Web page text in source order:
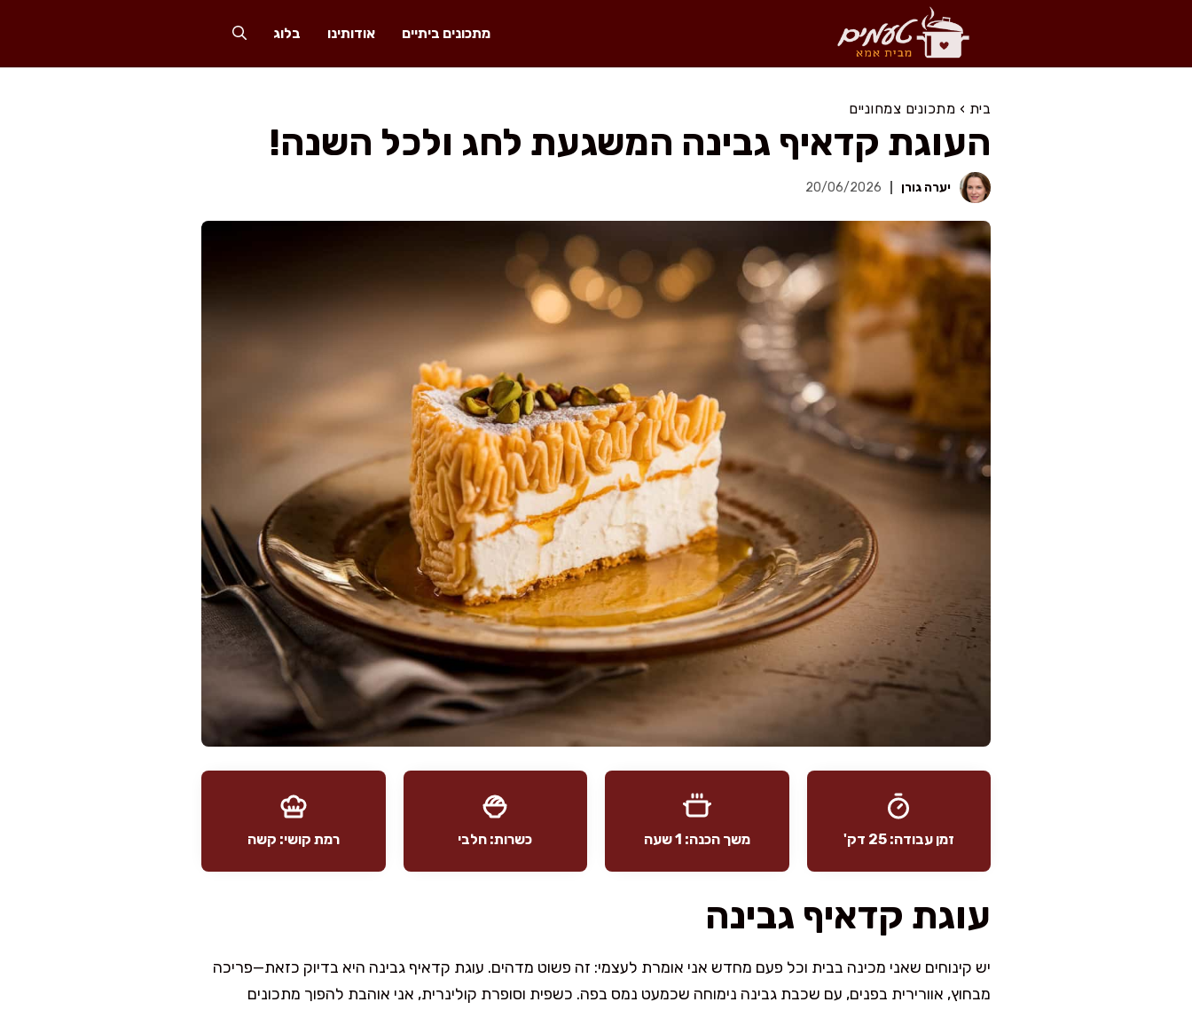
מתכונים ביתיים אודותינו בלוג
בית › מתכונים צמחוניים
העוגת קדאיף גבינה המשגעת לחג ולכל השנה!
יערה גורן 20/06/2026
זמן עבודה: 25 דק' משך הכנה: 1 שעה כשרות: חלבי רמת קושי: קשה
עוגת קדאיף גבינה
יש קינוחים שאני מכינה בבית וכל פעם מחדש אני אומרת לעצמי: זה פשוט מדהים. עוגת קדאיף גבינה היא בדיוק כזאת—פריכה
מבחוץ, אוורירית בפנים, עם שכבת גבינה נימוחה שכמעט נמס בפה. כשפית וסופרת קולינרית, אני אוהבת להפוך מתכונים